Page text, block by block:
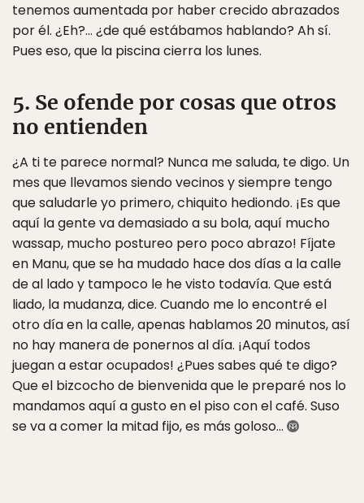
tenemos aumentada por haber crecido abrazados
por él. ¿Eh?… ¿de qué estábamos hablando? Ah sí.
Pues eso, que la piscina cierra los lunes.
5. Se ofende por cosas que otros
no entienden
¿A ti te parece normal? Nunca me saluda, te digo. Un
mes que llevamos siendo vecinos y siempre tengo
que saludarle yo primero, chiquito hediondo. ¡Es que
aquí la gente va demasiado a su bola, aquí mucho
wassap, mucho postureo pero poco abrazo! Fíjate
en Manu, que se ha mudado hace dos días a la calle
de al lado y tampoco le he visto todavía. Que está
liado, la mudanza, dice. Cuando me lo encontré el
otro día en la calle, apenas hablamos 20 minutos, así
no hay manera de ponernos al día. ¡Aquí todos
juegan a estar ocupados! ¿Pues sabes qué te digo?
Que el bizcocho de bienvenida que le preparé nos lo
mandamos aquí a gusto en el piso con el café. Suso
se va a comer la mitad fijo, es más goloso…